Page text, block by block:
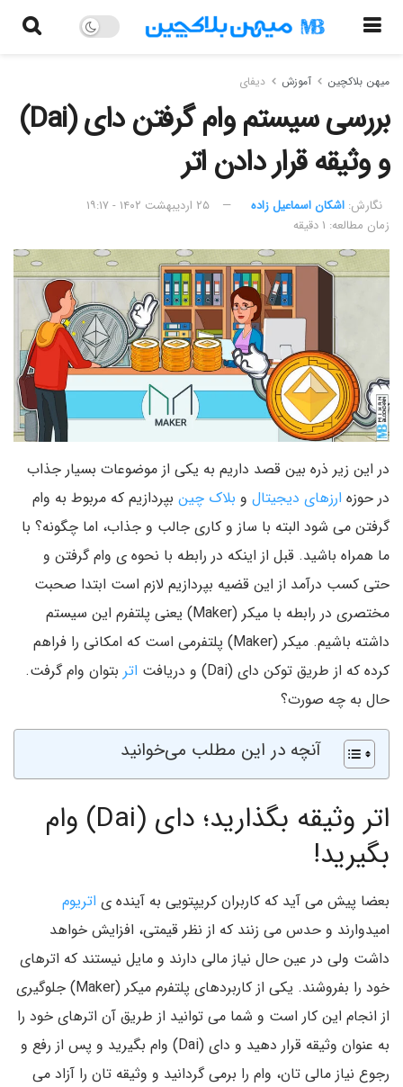
میهن بلاکچین آموزش دیفای
بررسی سیستم وام گرفتن دای (Dai)
و وثیقه قرار دادن اتر
نگارش:‌ اشکان اسماعیل زاده
۲۵ اردیبهشت ۱۴۰۲ - ۱۹:۱۷
زمان مطالعه: ۱ دقیقه
در این زیر ذره بین قصد داریم به یکی از موضوعات بسیار جذاب
در حوزه ارزهای دیجیتال و بلاک چین بپردازیم که مربوط به وام
گرفتن می شود البته با ساز و کاری جالب و جذاب، اما چگونه؟ با
ما همراه باشید. قبل از اینکه در رابطه با نحوه ی وام گرفتن و
حتی کسب درآمد از این قضیه بپردازیم لازم است ابتدا صحبت
مختصری در رابطه با میکر (Maker) یعنی پلتفرم این سیستم
داشته باشیم. میکر (Maker) پلتفرمی است که امکانی را فراهم
کرده که از طریق توکن دای (Dai) و دریافت
اتر بتوان وام گرفت.
حال به چه صورت؟
آنچه در این مطلب می‌خوانید
اتر وثیقه بگذارید؛ دای (Dai) وام
بگیرید!
بعضا پیش می آید که کاربران کریپتویی به آینده ی اتریوم
امیدوارند و حدس می زنند که از نظر قیمتی، افزایش خواهد
داشت ولی در عین حال نیاز مالی دارند و مایل نیستند که اترهای
خود را بفروشند. یکی از کاربردهای پلتفرم میکر (Maker) جلوگیری
از انجام این کار است و شما می توانید از طریق آن اترهای خود را
به عنوان وثیقه قرار دهید و دای (Dai) وام بگیرید و پس از رفع و
رجوع نیاز مالی تان، وام را برمی گردانید و وثیقه تان را آزاد می